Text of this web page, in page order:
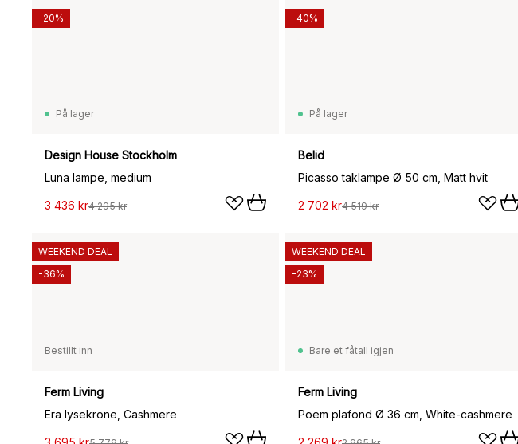
På lager
Design House Stockholm
Luna lampe, medium
3 436 kr4 295 kr
-20%
På lager
Belid
Picasso taklampe Ø 50 cm, Matt hvit
2 702 kr4 519 kr
-40%
Bestillt inn
Ferm Living
Era lysekrone, Cashmere
WEEKEND DEAL
-36%
Bare et fåtall igjen
Ferm Living
Poem plafond Ø 36 cm, White-cashmere
WEEKEND DEAL
-23%